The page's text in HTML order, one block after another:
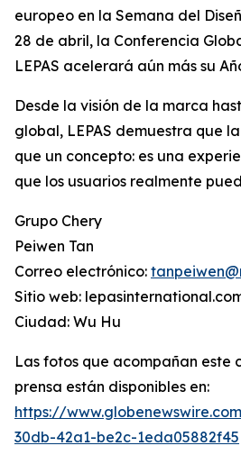
europeo en la Semana del
28 de abril, la Conferencia
LEPAS acelerará aún más su
Desde la visión de la marca
global, LEPAS demuestra que
que un concepto: es una
que los usuarios realmente
Grupo Chery
Peiwen Tan
Correo electrónico:
Sitio web:
Ciudad: Wu Hu
Las fotos que acompañan este
prensa están disponibles en:
https://
30db-42a1-be2c-1eda05882f45